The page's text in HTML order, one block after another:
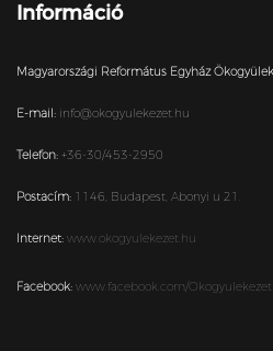
Információ
Magyarországi Református Egyház
E-mail: info@okogyulekezet.hu
Telefon: +36-30/453-2950
Postacím: 1146, Budapest, Abonyi u 21.
Internet: www.okogyulekezet.hu
Facebook: www.facebook.com/Okogyulekezet